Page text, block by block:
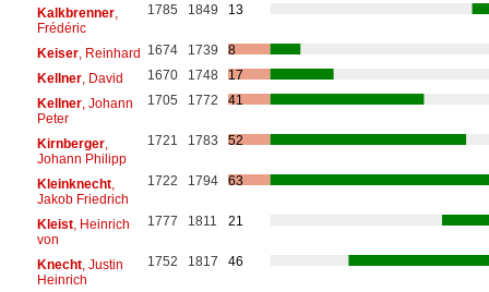
Kalkbrenner,
Frédéric
1785 1849 13
Keiser, Reinhard 1674 1739
8
Kellner, David 1670 1748
17
Kellner, Johann
Peter
1705 1772 41
Kirnberger,
Johann Philipp
1721 1783 52
Kleinknecht,
Jakob Friedrich
1722 1794 63
Kleist, Heinrich
von
1777 1811 21
Knecht, Justin
Heinrich
1752 1817 46